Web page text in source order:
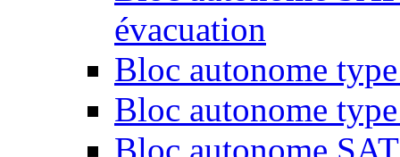
évacuation
Bloc autonome
Bloc autonome
Bloc autonome